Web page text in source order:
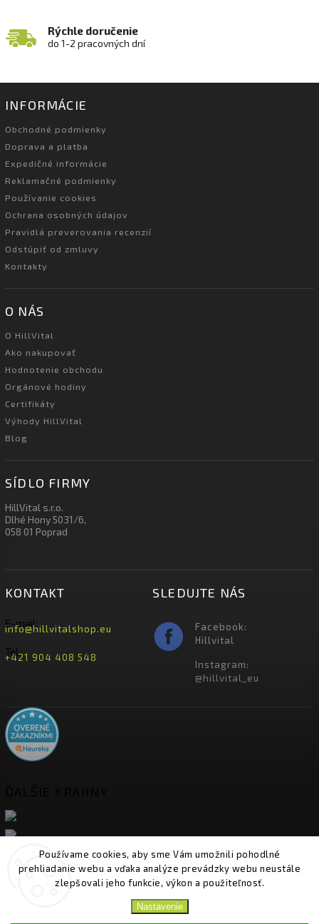
Používame cookies, aby sme Vám umožnili pohodlné
prehliadanie webu a vďaka analýze prevádzky webu neustále
zlepšovali jeho funkcie, výkon a použiteľnosť.
Nastavenie
Rýchle doručenie
do 1-2 pracovných dní
INFORMÁCIE
Obchodné podmienky
Doprava a platba
Expedičné informácie
Reklamačné podmienky
Používanie cookies
Ochrana osobných údajov
Pravidlá preverovania recenzií
Odstúpiť od zmluvy
Kontakty
O NÁS
O HillVital
Ako nakupovať
Hodnotenie obchodu
Orgánové hodiny
Certifikáty
Výhody HillVital
Blog
SÍDLO FIRMY
HillVital s.r.o.
Dlhé Hony 5031/6,
058 01 Poprad
KONTAKT
E-mail:
info@hillvitalshop.eu
Tel.:
+421 904 408 548
SLEDUJTE NÁS
Facebook:
Hillvital
Instagram:
@hillvital_eu
HillVital. Všetky práva vyhradené.